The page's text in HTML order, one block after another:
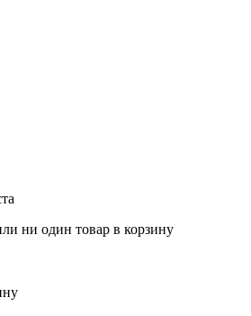
ни один товар в корзину